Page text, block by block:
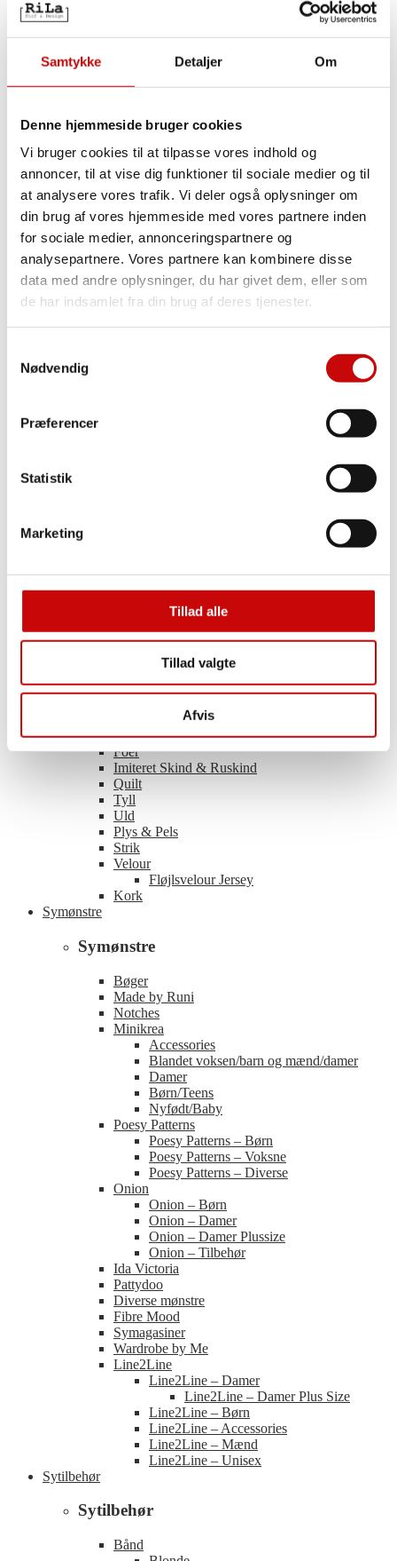
Samtykke Detaljer Om
Denne hjemmeside bruger cookies
Vi bruger cookies til at tilpasse vores indhold og
annoncer, til at vise dig funktioner til sociale medier og til
at analysere vores trafik. Vi deler også oplysninger om
din brug af vores hjemmeside med vores partnere inden
for sociale medier, annonceringspartnere og
analysepartnere. Vores partnere kan kombinere disse
data med andre oplysninger, du har givet dem, eller som
de har indsamlet fra din brug af deres tjenester.
Nødvendig
Præferencer
Statistik
Marketing
Tillad alle
Tillad valgte
Afvis
Viscosejersey
Ensfarvet Viscosejersey
Printet Viscosejersey
Fast Stof
Fast Stof
Designer Vævede tekstiler
Bomuld
Ensfarvet Bomuld
Light & Lush – Bomulds Poplin
2-Vejsstræk(Buksestof)
Chiffon
Softshell
Boligtekstiler
Denim og Twill
Double Gauze
Bambus
Coated Bomuld
Ramie
Øvrige Tekstiler
Bade- og undertøjsstof
Blonder
Vandafvisende stof
Foer
Imiteret Skind & Ruskind
Quilt
Tyll
Uld
Plys & Pels
Strik
Velour
Fløjlsvelour Jersey
Kork
Symønstre
Symønstre
Bøger
Made by Runi
Notches
Minikrea
Accessories
Blandet voksen/barn og mænd/damer
Damer
Børn/Teens
Nyfødt/Baby
Poesy Patterns
Poesy Patterns – Børn
Poesy Patterns – Voksne
Poesy Patterns – Diverse
Onion
Onion – Børn
Onion – Damer
Onion – Damer Plussize
Onion – Tilbehør
Ida Victoria
Pattydoo
Diverse mønstre
Fibre Mood
Symagasiner
Wardrobe by Me
Line2Line
Line2Line – Damer
Line2Line – Damer Plus Size
Line2Line – Børn
Line2Line – Accessories
Line2Line – Mænd
Line2Line – Unisex
Sytilbehør
Sytilbehør
Bånd